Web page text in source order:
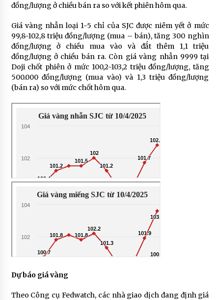
đồng/lượng ở chiều bán ra so với kết phiên hôm qua.
Giá vàng nhẫn loại 1-5 chỉ của SJC được niêm yết ở mức
99,8-102,8 triệu đồng/lượng (mua – bán), tăng 300 nghìn
đồng/lượng ở chiều mua vào và đắt thêm 1,1 triệu
đồng/lượng ở chiều bán ra. Còn giá vàng nhẫn 9999 tại
Doji chốt phiên ở mức 100,2-103,2 triệu đồng/lượng, tăng
500.000 đồng/lượng (mua vào) và 1,3 triệu đồng/lượng
(bán ra) so với mức chốt hôm qua.
Dự báo giá vàng
Theo Công cụ Fedwatch, các nhà giao dịch đang định giá